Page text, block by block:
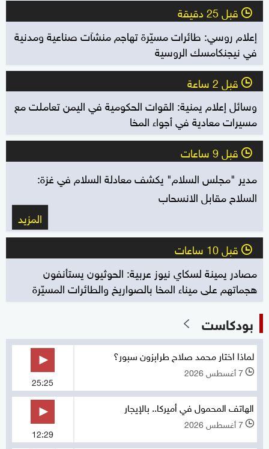
l قبل 25 دقيقة
إعلام روسي: طائرات مسيّرة تهاجم منشآت صناعية ومدنية
في نيجنكامسك الروسية
l قبل 2 ساعة
وسائل إعلام يمنية: القوات الحكومية في اليمن تعاملت مع
مسيرات معادية في أجواء المخا
l قبل 9 ساعات
مدير "مجلس السلام" يكشف معادلة السلام في غزة:
السلاح مقابل الانسحاب
المزيد
l قبل 10 ساعات
مصادر يمينة لسكاي نيوز عربية: الحوثيون يستأنفون
هجماتهم على ميناء المخا بالصواريخ والطائرات المسيّرة
بودكاست
لماذا اختار محمد صلاح طرابزون سبور؟
l 7 أغسطس 2026
25:25
الهاتف المحمول في أميركا.. بالإيجار
l 7 أغسطس 2026
12:29